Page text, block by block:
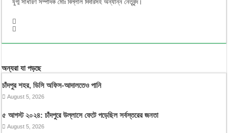
যুগ্ম সাধারণ সম্পাদক মোঃ বিল্লাল দিদারসহ অন্যান্ন নেতৃবৃন্দ।
অন্যরা যা পড়ছে
চাঁদপুর শহর, ডিসি অফিস-আদালতেও পানি
August 5, 2026
৫ আগস্ট ২০২৪: চাঁদপুরে উল্লাসে ফেটে পড়েছিল সর্বস্তরের জনতা
August 5, 2026